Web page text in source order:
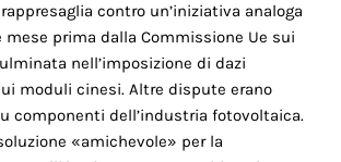
contro un’iniziativa analoga
prima dalla Commissione Ue sui
nell’imposizione di dazi
moduli cinesi. Altre dispute erano
componenti dell’industria fotovoltaica.
«amichevole» per la